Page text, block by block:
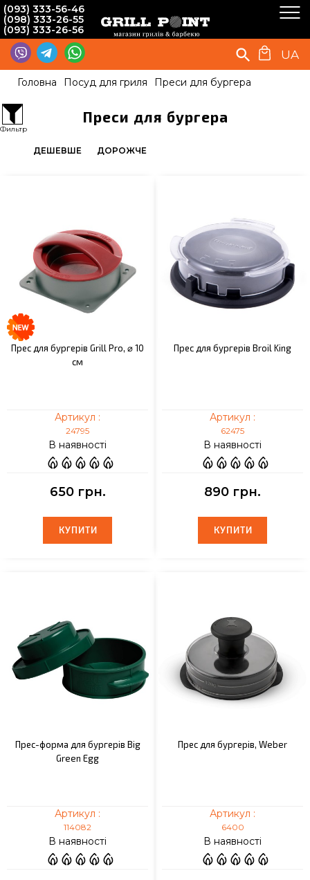
(093) 333-56-46
(098) 333-26-55
(093) 333-26-56
UA
Головна Посуд для гриля Преси для бургера
Преси для бургера
ДЕШЕВШЕ ДОРОЖЧЕ
Прес для бургерів Grill Pro, ⌀ 10
см
Артикул :
24795
В наявності
650 грн.
КУПИТИ
КУПИТИ
Прес для бургерів Broil King
Артикул :
62475
В наявності
890 грн.
КУПИТИ
КУПИТИ
Прес-форма для бургерів Big
Green Egg
Артикул :
114082
В наявності
Прес для бургерів, Weber
Артикул :
6400
В наявності
Фильтр